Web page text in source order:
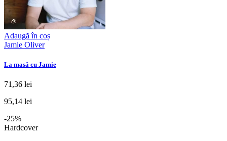
Adaugă în coș
Jamie Oliver
La masă cu Jamie
71,36 lei
95,14 lei
-25%
Hardcover